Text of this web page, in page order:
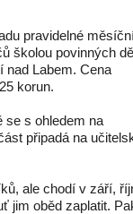
pravidelné
školou povinných
nad Labem. Cena
korun.
se s ohledem na
připadá na
ale chodí v září,
jim oběd zaplatit.